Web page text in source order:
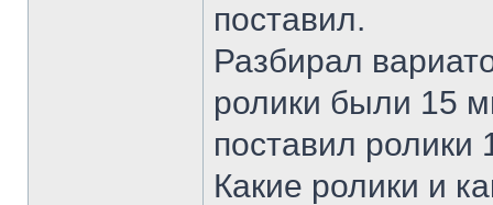
поставил.
Разбирал
ролики были 15
поставил ролики
Какие ролики и